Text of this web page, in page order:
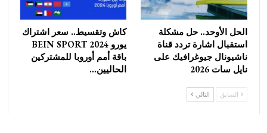
الحل الأوحد.. حل مشكلة
استقبال اشارة تردد قناة
ناشيونال جيوغرافيك على
نايل سات 2026
كاش وتقسيط.. سعر اشتراك
يورو 2024 BEIN SPORT
باقة أمم أوروبا للمشتركين
الحاليين…
السابق التالي